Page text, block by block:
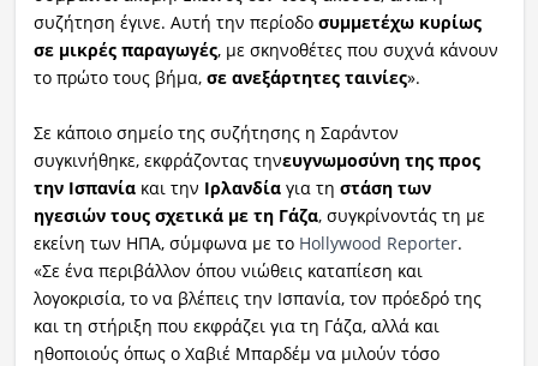
συζήτηση έγινε. Αυτή την περίοδο συμμετέχω κυρίως
σε μικρές παραγωγές, με σκηνοθέτες που συχνά κάνουν
το πρώτο τους βήμα, σε ανεξάρτητες ταινίες».
Σε κάποιο σημείο της συζήτησης η Σαράντον
συγκινήθηκε, εκφράζοντας τηνευγνωμοσύνη της προς
την Ισπανίακαι την Ιρλανδίαγια τη στάση των
ηγεσιών τους σχετικά με τη Γάζα, συγκρίνοντάς τη με
εκείνη των ΗΠΑ, σύμφωνα με το Hollywood Reporter.
«Σε ένα περιβάλλον όπου νιώθεις καταπίεση και
λογοκρισία, το να βλέπεις την Ισπανία, τον πρόεδρό της
και τη στήριξη που εκφράζει για τη Γάζα, αλλά και
ηθοποιούς όπως ο Χαβιέ Μπαρδέμ να μιλούν τόσο